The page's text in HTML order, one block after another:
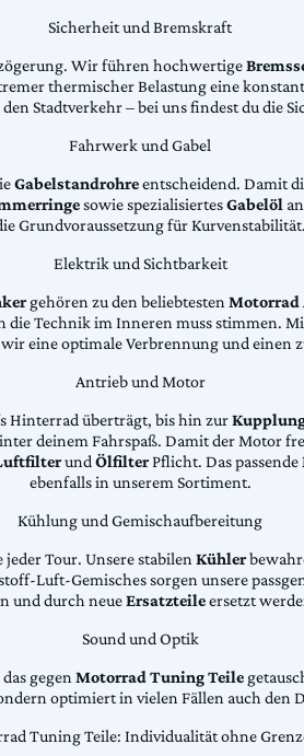
Sicherheit und Bremskraft
Wir führen hochwertige
thermischer Belastung eine
Stadtverkehr – bei uns findest du die
Fahrwerk und Gabel
Gabelstandrohreentscheidend. Damit
sowie spezialisiertesGabelöl
Grundvoraussetzung für Kurvenstabilität.
Elektrik und Sichtbarkeit
gehören zu den beliebtestenMotorrad
die Technik im Inneren muss stimmen.
eine optimale Verbrennung und einen
Antrieb und Motor
Hinterrad überträgt, bis hin zur
deinem Fahrspaß. Damit der Motor
undÖlfilterPflicht. Das passende
ebenfalls in unserem Sortiment.
Kühlung und Gemischaufbereitung
Tour. Unsere stabilenKühler
Luft-Gemisches sorgen unsere
und durch neueErsatzteileersetzt
Sound und Optik
gegenMotorrad Tuning Teile
optimiert in vielen Fällen auch den
Tuning Teile: Individualität ohne